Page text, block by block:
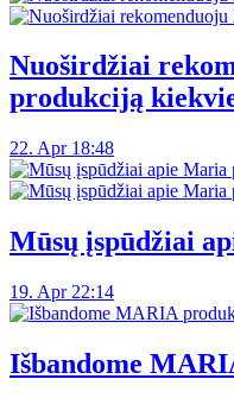
Nuoširdžiai
produkciją
22. Apr 18:48
Mūsų įspūdžiai
19. Apr 22:14
Išbandome